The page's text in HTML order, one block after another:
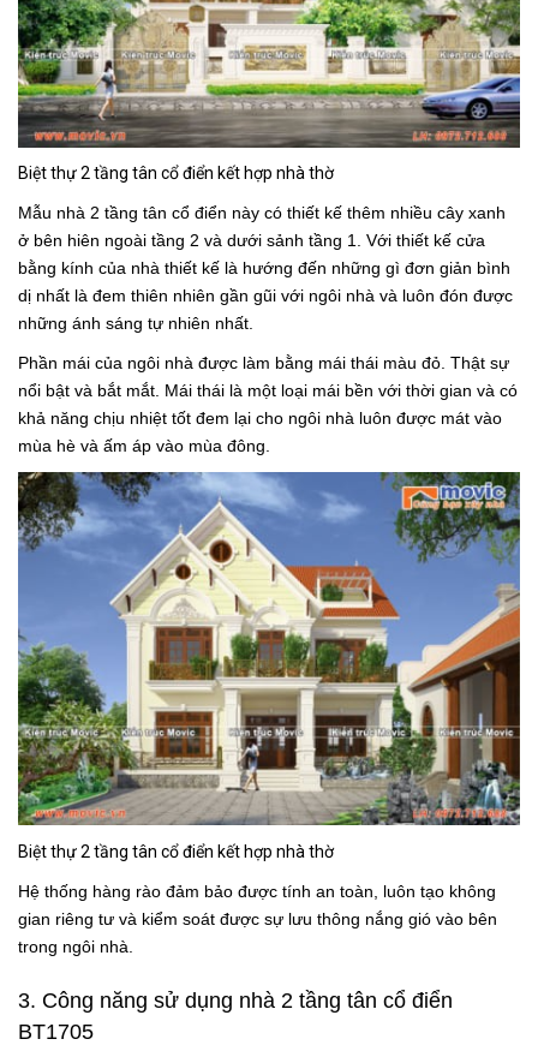
Biệt thự 2 tầng tân cổ điển kết hợp nhà thờ
Mẫu nhà 2 tầng tân cổ điển này có thiết kế thêm nhiều cây xanh
ở bên hiên ngoài tầng 2 và dưới sảnh tầng 1. Với thiết kế cửa
bằng kính của nhà thiết kế là hướng đến những gì đơn giản bình
dị nhất là đem thiên nhiên gần gũi với ngôi nhà và luôn đón được
những ánh sáng tự nhiên nhất.
Phần mái của ngôi nhà được làm bằng mái thái màu đỏ. Thật sự
nổi bật và bắt mắt. Mái thái là một loại mái bền với thời gian và có
khả năng chịu nhiệt tốt đem lại cho ngôi nhà luôn được mát vào
mùa hè và ấm áp vào mùa đông.
Biệt thự 2 tầng tân cổ điển kết hợp nhà thờ
Hệ thống hàng rào đảm bảo được tính an toàn, luôn tạo không
gian riêng tư và kiểm soát được sự lưu thông nắng gió vào bên
trong ngôi nhà.
3. Công năng sử dụng nhà 2 tầng tân cổ điển
BT1705